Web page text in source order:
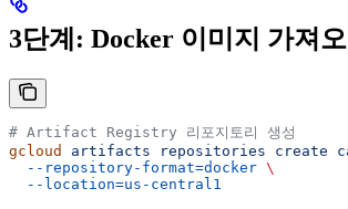
3단계: Docker 이미지 가져
# Artifact Registry 리포지토리 생성
gcloud
artifacts repositories create
  --repository-format=docker
\
  --location=us-central1